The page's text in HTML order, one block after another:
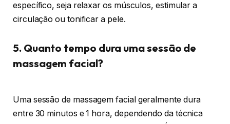
específico, seja relaxar os músculos, estimular a
circulação ou tonificar a pele.
5. Quanto tempo dura uma sessão de
massagem facial?
Uma sessão de massagem facial geralmente dura
entre 30 minutos e 1 hora, dependendo da técnica